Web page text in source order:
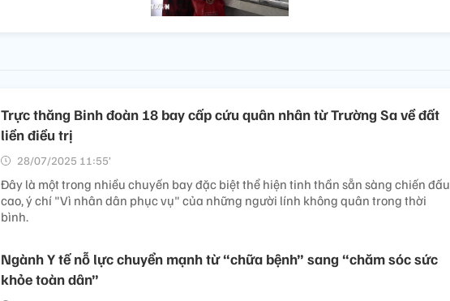
Trực thăng Binh đoàn 18 bay cấp cứu quân nhân từ Trường Sa về đất
liền điều trị
28/07/2025 11:55’
Đây là một trong nhiều chuyến bay đặc biệt thể hiện tinh thần sẵn sàng chiến đấu
cao, ý chí "Vì nhân dân phục vụ" của những người lính không quân trong thời
bình.
Ngành Y tế nỗ lực chuyển mạnh từ “chữa bệnh” sang “chăm sóc sức
khỏe toàn dân”